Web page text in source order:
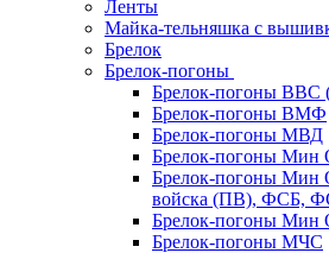
Ленты
Майка-тельняшка с
Брелок
Брелок-погоны
Брелок-погоны ВВС
Брелок-погоны ВМФ
Брелок-погоны МВД
Брелок-погоны
Брелок-погоны Мин
войска (ПВ), ФСБ,
Брелок-погоны Мин
Брелок-погоны МЧС